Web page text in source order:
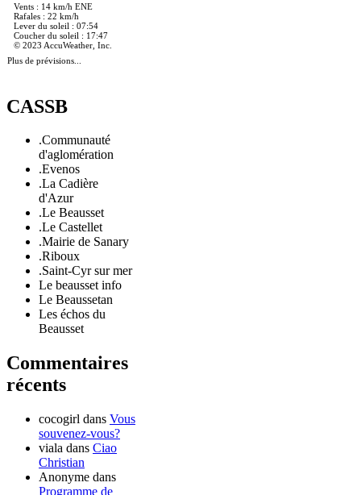
Vents : 14 km/h ENE
Rafales : 22 km/h
Lever du soleil : 07:54
Coucher du soleil : 17:47
© 2023 AccuWeather, Inc.
Plus de prévisions...
CASSB
.Communauté
d'aglomération
.Evenos
.La Cadière
d'Azur
.Le Beausset
.Le Castellet
.Mairie de Sanary
.Riboux
.Saint-Cyr sur mer
Le beausset info
Le Beaussetan
Les échos du
Beausset
Commentaires
récents
cocogirl dans Vous
souvenez-vous?
viala dans Ciao
Christian
Anonyme dans
Programme de